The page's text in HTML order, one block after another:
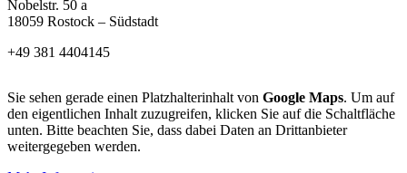
Nobelstr. 50 a
18059 Rostock – Südstadt
+49 381 4404145
Sie sehen gerade einen Platzhalterinhalt von Google Maps. Um auf
den eigentlichen Inhalt zuzugreifen, klicken Sie auf die Schaltfläche
unten. Bitte beachten Sie, dass dabei Daten an Drittanbieter
weitergegeben werden.